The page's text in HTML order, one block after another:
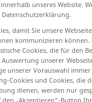
Übersetzung
unseres Website.
damit Sie unsere
kommunizieren können.
Cookies, die für den
unserer
unserer Vorauswahl
Cookies und Cookies, die
dienen, werden nur
„Akzeptieren“-Button